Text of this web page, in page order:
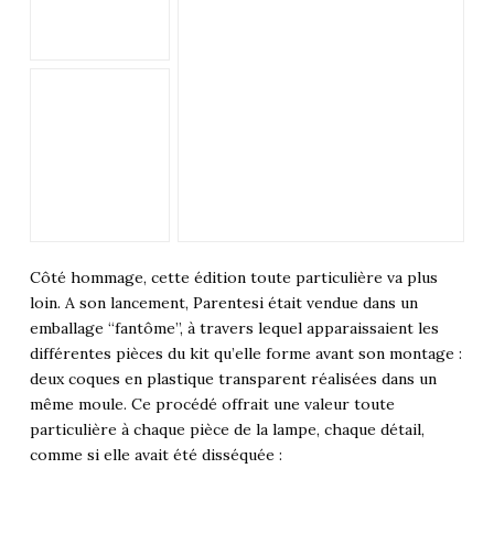
Côté hommage, cette édition toute particulière va plus
loin. A son lancement, Parentesi était vendue dans un
emballage “fantôme”, à travers lequel apparaissaient les
différentes pièces du kit qu’elle forme avant son montage :
deux coques en plastique transparent réalisées dans un
même moule. Ce procédé offrait une valeur toute
particulière à chaque pièce de la lampe, chaque détail,
comme si elle avait été disséquée :